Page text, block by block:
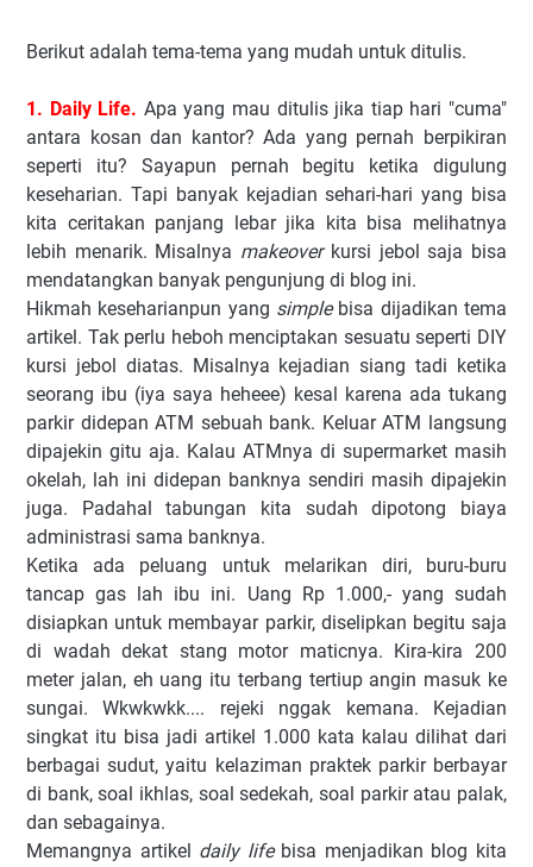
Berikut adalah tema-tema yang mudah untuk ditulis.
1. Daily Life. Apa yang mau ditulis jika tiap hari "cuma"
antara kosan dan kantor? Ada yang pernah berpikiran
seperti itu? Sayapun pernah begitu ketika digulung
keseharian. Tapi banyak kejadian sehari-hari yang bisa
kita ceritakan panjang lebar jika kita bisa melihatnya
lebih menarik. Misalnya makeoverkursi jebol saja bisa
mendatangkan banyak pengunjung di blog ini.
Hikmah keseharianpun yang simplebisa dijadikan tema
artikel. Tak perlu heboh menciptakan sesuatu seperti DIY
kursi jebol diatas. Misalnya kejadian siang tadi ketika
seorang ibu (iya saya heheee) kesal karena ada tukang
parkir didepan ATM sebuah bank. Keluar ATM langsung
dipajekin gitu aja. Kalau ATMnya di supermarket masih
okelah, lah ini didepan banknya sendiri masih dipajekin
juga. Padahal tabungan kita sudah dipotong biaya
administrasi sama banknya.
Ketika ada peluang untuk melarikan diri, buru-buru
tancap gas lah ibu ini. Uang Rp 1.000,- yang sudah
disiapkan untuk membayar parkir, diselipkan begitu saja
di wadah dekat stang motor maticnya. Kira-kira 200
meter jalan, eh uang itu terbang tertiup angin masuk ke
sungai. Wkwkwkk.... rejeki nggak kemana. Kejadian
singkat itu bisa jadi artikel 1.000 kata kalau dilihat dari
berbagai sudut, yaitu kelaziman praktek parkir berbayar
di bank, soal ikhlas, soal sedekah, soal parkir atau palak,
dan sebagainya.
Memangnya artikel daily lifebisa menjadikan blog kita